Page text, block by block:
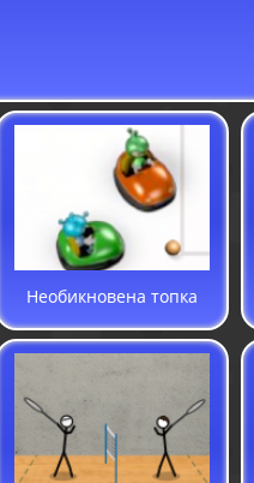
Необикновена топка